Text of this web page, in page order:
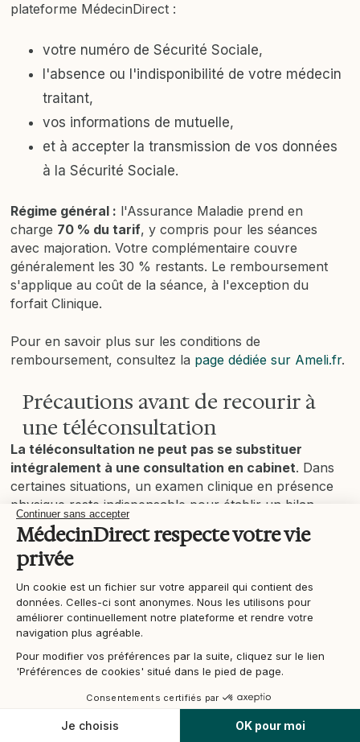
plateforme MédecinDirect :
votre numéro de Sécurité Sociale,
l'absence ou l'indisponibilité de votre médecin
traitant,
vos informations de mutuelle,
et à accepter la transmission de vos données
à la Sécurité Sociale.
Régime général : l'Assurance Maladie prend en
charge 70 % du tarif, y compris pour les séances
avec majoration. Votre complémentaire couvre
généralement les 30 % restants. Le remboursement
s'applique au coût de la séance, à l'exception du
forfait Clinique.
Pour en savoir plus sur les conditions de
remboursement, consultez la page dédiée sur Ameli.fr.
Précautions avant de recourir à
une téléconsultation
La téléconsultation ne peut pas se substituer
intégralement à une consultation en cabinet. Dans
certaines situations, un examen clinique en présence
physique reste indispensable pour établir un bilan
précis ou réaliser des actes techniques.
Voici les cas dans lesquels ce mode d'échange n'est
pas adapté :
Les urgences: douleur thoracique intense,
hémorragie importante → composez
immédiatement le 15 ou le 112.Les actes
techniques
Continuer sans accepter
MédecinDirect respecte votre vie
privée
Un cookie est un fichier sur votre appareil qui contient des
données. Celles-ci sont anonymes. Nous les utilisons pour
améliorer continuellement notre plateforme et rendre votre
navigation plus agréable.
Pour modifier vos préférences par la suite, cliquez sur le lien
'Préférences de cookies' situé dans le pied de page.
Consentements certifiés par
Je choisis OK pour moi